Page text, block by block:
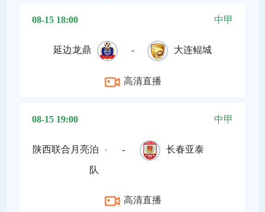
08-15 18:00 中甲
延边龙鼎 - 大连鲲城
高清直播
08-15 19:00 中甲
陕西联合月亮泊
队
- 长春亚泰
高清直播